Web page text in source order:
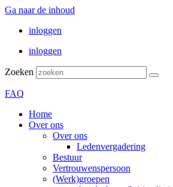
Ga naar de inhoud
inloggen
inloggen
Zoeken
FAQ
Home
Over ons
Over ons
Ledenvergadering
Bestuur
Vertrouwenspersoon
(Werk)groepen